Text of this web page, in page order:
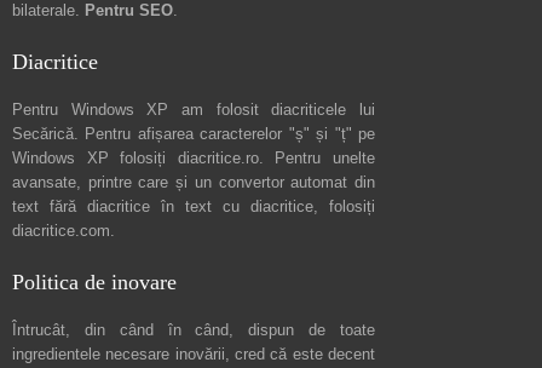
bilaterale. Pentru SEO.
Diacritice
Pentru Windows XP am folosit diacriticele lui
Secărică. Pentru afișarea caracterelor "ș" și "ț" pe
Windows XP folosiți diacritice.ro. Pentru unelte
avansate, printre care și un convertor automat din
text fără diacritice în text cu diacritice, folosiți
diacritice.com.
Politica de inovare
Întrucât, din când în când, dispun de toate
ingredientele necesare inovării, cred că este decent